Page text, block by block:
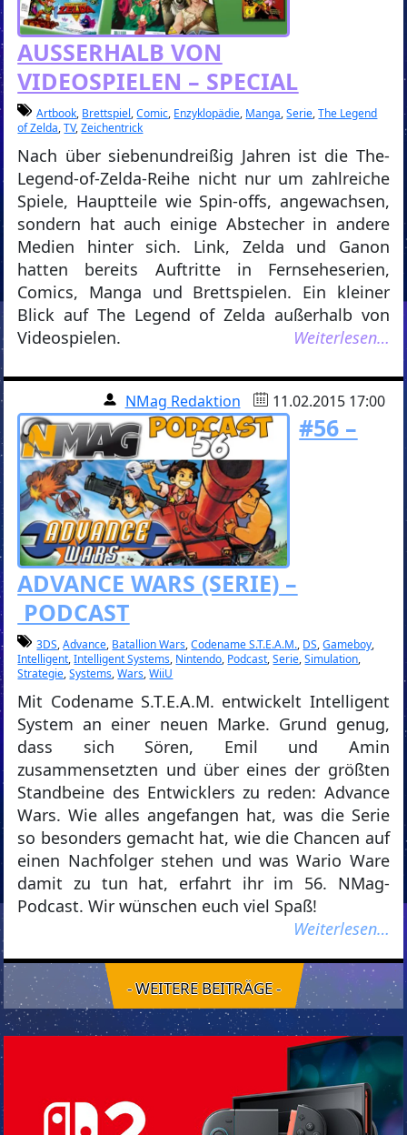
AUSSERHALB VON V
IDEOSPIELEN – SPECIAL
Artbook, Brettspiel,Comic, Enzyklopädie, Manga,Serie,The Legend
of Zelda,TV,Zeichentrick
Nach über siebenundreißig Jahren ist die The-
Legend-of-Zelda-Reihe nicht nur um zahlreiche
Spiele, Hauptteile wie Spin-offs, angewachsen,
sondern hat auch einige Abstecher in andere
Medien hinter sich. Link, Zelda und Ganon
hatten bereits Auftritte in Fernseheserien,
Comics, Manga und Brettspielen. Ein kleiner
Blick auf The Legend of Zelda außerhalb von
Videospielen.
Weiterlesen…
NMag Redaktion 11.02.2015 17:00
#56 –
ADVANCE WARS (SERIE) –
PODCAST
3DS,Advance, Batallion Wars,Codename S.T.E.A.M., DS,Gameboy,
Intelligent,Intelligent Systems, Nintendo, Podcast,Serie,Simulation,
Strategie,Systems,Wars,WiiU
Mit Codename S.T.E.A.M. entwickelt Intelligent
System an einer neuen Marke. Grund genug,
dass sich Sören, Emil und Amin
zusammensetzten und über eines der größten
Standbeine des Entwicklers zu reden: Advance
Wars. Wie alles angefangen hat, was die Serie
so besonders gemacht hat, wie die Chancen auf
einen Nachfolger stehen und was Wario Ware
damit zu tun hat, erfahrt ihr im 56. NMag-
Podcast. Wir wünschen euch viel Spaß!
Weiterlesen…
- WEITERE BEITRÄGE -